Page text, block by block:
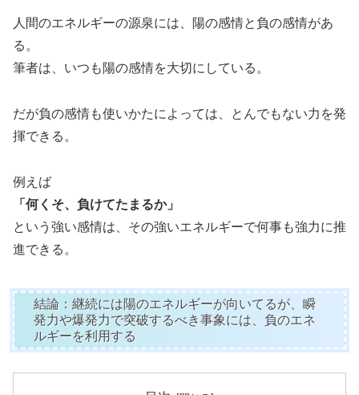
人間のエネルギーの源泉には、陽の感情と負の感情があ
る。
筆者は、いつも陽の感情を大切にしている。
だが負の感情も使いかたによっては、とんでもない力を発
揮できる。
例えば
「何くそ、負けてたまるか」
という強い感情は、その強いエネルギーで何事も強力に推
進できる。
結論：継続には陽のエネルギーが向いてるが、瞬
発力や爆発力で突破するべき事象には、負のエネ
ルギーを利用する